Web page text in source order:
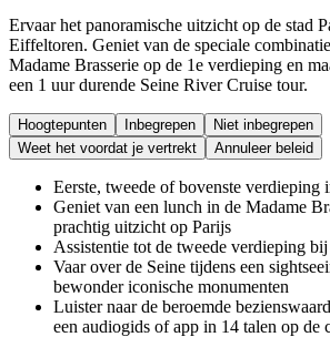
Ervaar het panoramische uitzicht op de stad
Eiffeltoren. Geniet van de speciale
Madame Brasserie op de 1e verdieping en
een 1 uur durende Seine River Cruise tour.
Hoogtepunten Inbegrepen
Niet inbegrepen
Weet het voordat je vertrekt
Annuleer beleid
Eerste, tweede of bovenste verdieping
Geniet van een lunch in de Madame
prachtig uitzicht op Parijs
Assistentie tot de tweede verdieping
Vaar over de Seine tijdens een
bewonder iconische monumenten
Luister naar de beroemde
een audiogids of app in 14 talen op de